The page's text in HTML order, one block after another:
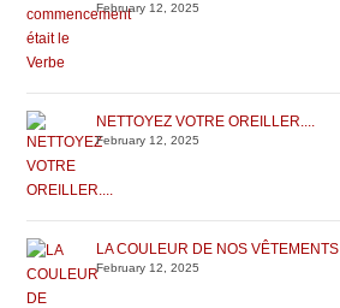
February 12, 2025
NETTOYEZ VOTRE OREILLER....
February 12, 2025
LA COULEUR DE NOS VÊTEMENTS
February 12, 2025